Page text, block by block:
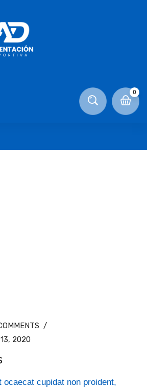
0
for noviembre
Testimonials V4
/
13, 2020
ocaecat cupidat non proident,